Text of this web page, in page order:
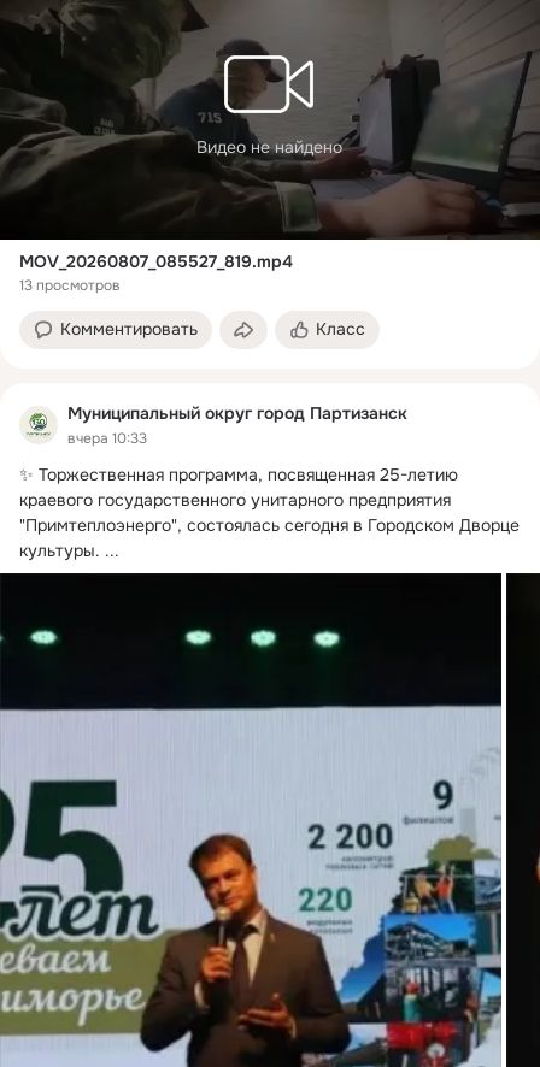
Видео не найдено
MOV_20260807_085527_819.mp4
13 просмотров
Комментировать Класс
Муниципальный округ город Партизанск
вчера 10:33
✨ Торжественная программа, посвященная 25-летию
краевого государственного унитарного предприятия
"Примтеплоэнерго", состоялась сегодня в Городском Дворце
культуры. ...